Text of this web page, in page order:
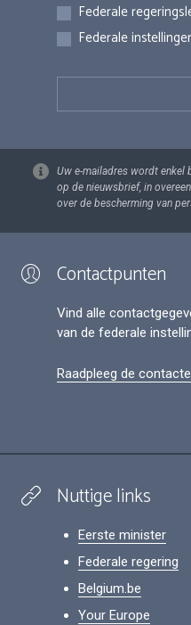
Federale
Federale
Uw e-mailadres wordt enkel
op de nieuwsbrief, in
over de bescherming van
Contactpunten
Vind alle
van de federale
Raadpleeg de
Nuttige links
Eerste minister
Federale regering
Belgium.be
Your Europe